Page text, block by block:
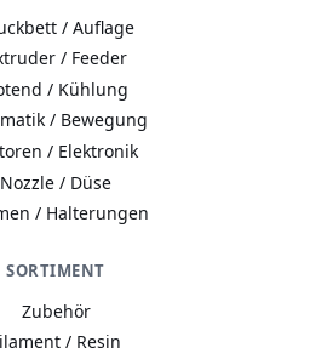
/ Auflage
/ Feeder
/ Kühlung
/ Bewegung
/ Elektronik
Nozzle / Düse
/ Halterungen
SORTIMENT
Zubehör
/ Resin